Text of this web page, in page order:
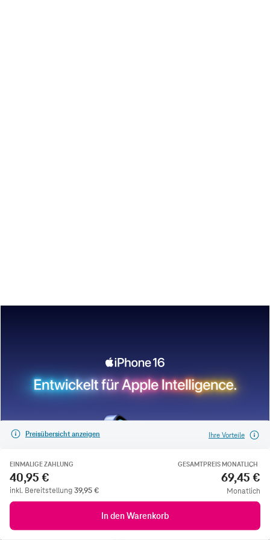
Preisübersicht anzeigen Ihre Vorteile
EINMALIGE ZAHLUNG
40,95 €
inkl. Bereitstellung39,95€
GESAMTPREIS MONATLICH
69,45 €
Monatlich
In den Warenkorb